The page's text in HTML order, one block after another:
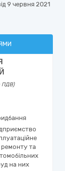
9 червня 2021
ПДВ)
та
на них